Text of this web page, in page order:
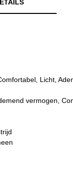
Licht,
vermogen,